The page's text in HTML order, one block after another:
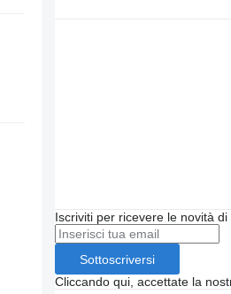
Iscriviti per ricevere le novità
Sottoscriversi
Cliccando qui, accettate la